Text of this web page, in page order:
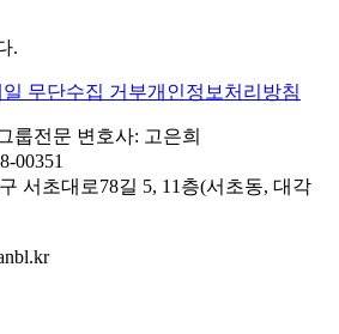
.
일 무단수집 거부개인정보처리방침
룹전문 변호사: 고은희
00351
서초대로78길 5, 11층(서초동, 대각